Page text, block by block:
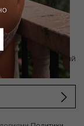
10%
на первый